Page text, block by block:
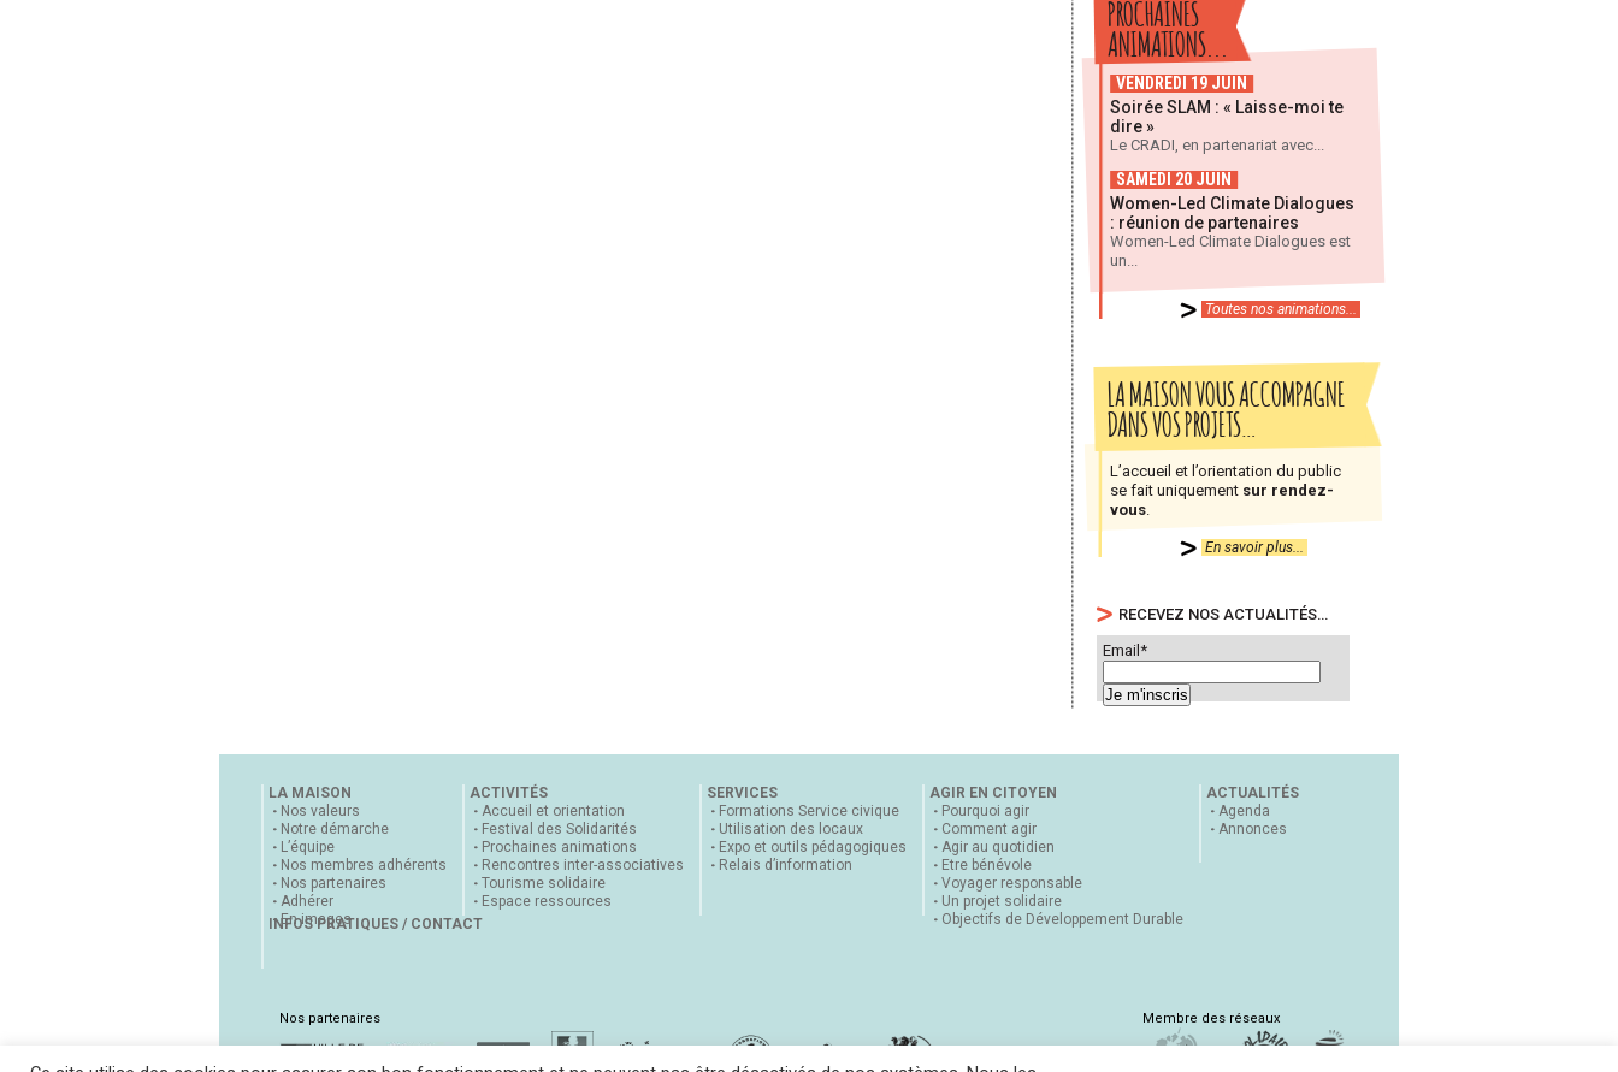
PROCHAINES
ANIMATIONS...
VENDREDI 19 JUIN
Soirée SLAM : « Laisse-moi te
dire »
Le CRADI, en partenariat avec...
SAMEDI 20 JUIN
Women-Led Climate Dialogues
: réunion de partenaires
Women-Led Climate Dialogues est
un...
Toutes nos animations...
LA MAISON VOUS ACCOMPAGNE
DANS VOS PROJETS…
L’accueil et l’orientation du public
se fait uniquement sur rendez-
vous
En savoir plus...
RECEVEZ NOS ACTUALITÉS…
Email*
LA MAISON
Nos valeurs
Notre démarche
L’équipe
Nos membres adhérents
Nos partenaires
Adhérer
En images
ACTIVITÉS
Accueil et orientation
Festival des Solidarités
Prochaines animations
Rencontres inter-associatives
Tourisme solidaire
Espace ressources
SERVICES
Formations Service civique
Utilisation des locaux
Expo et outils pédagogiques
Relais d’information
AGIR EN CITOYEN
Pourquoi agir
Comment agir
Agir au quotidien
Etre bénévole
Voyager responsable
Un projet solidaire
Objectifs de Développement Durable
ACTUALITÉS
Agenda
Annonces
INFOS PRATIQUES / CONTACT
Nos partenaires Membre des réseaux